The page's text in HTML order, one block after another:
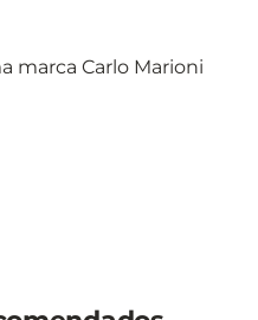
marca Carlo Marioni